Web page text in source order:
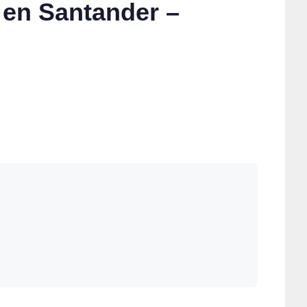
Santander –